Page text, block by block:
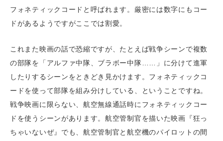
フォネティックコードと呼ばれます。厳密には数字にもコー
ドがあるようですがここでは割愛。
これまた映画の話で恐縮ですが、たとえば戦争シーンで複数
の部隊を「アルファ中隊、ブラボー中隊……」に分けて進軍
したりするシーンをときどき見かけます。フォネティックコ
ードを使って部隊を組み分けしている、ということですね。
戦争映画に限らない、航空無線通話時にフォネティックコー
ドを使うシーンがあります。航空管制官を描いた映画『狂っ
ちゃいないぜ』でも、航空管制官と航空機のパイロットの間